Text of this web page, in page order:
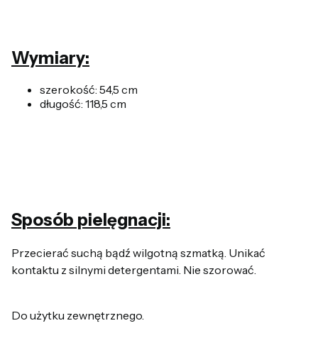
Wymiary:
szerokość: 54,5 cm
długość: 118,5 cm
Sposób pielęgnacji:
Przecierać suchą bądź wilgotną szmatką. Unikać
kontaktu z silnymi detergentami. Nie szorować.
Do użytku zewnętrznego.